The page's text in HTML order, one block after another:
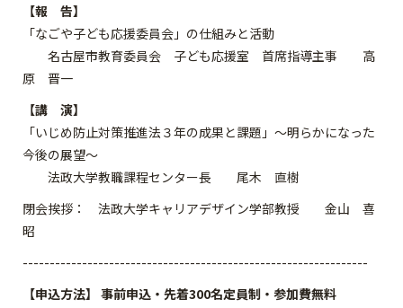
【報 告】
「なごや子ども応援委員会」の仕組みと活動
名古屋市教育委員会 子ども応援室 首席指導主事 高
原 晋一
【講 演】
「いじめ防止対策推進法３年の成果と課題」～明らかになった
今後の展望～
法政大学教職課程センター長 尾木 直樹
閉会挨拶： 法政大学キャリアデザイン学部教授 金山 喜
昭
----------------------------------------------------------------
【申込方法】 事前申込・先着300名定員制・参加費無料